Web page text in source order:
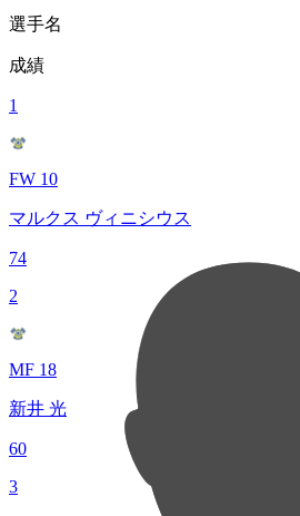
選手名
成績
1
FW 10
マルクス ヴィニシウス
74
2
MF 18
新井 光
60
3